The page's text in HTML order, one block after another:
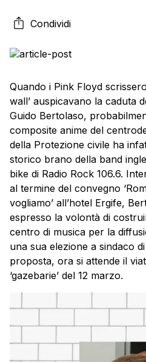
composite anime del
della Protezione civile ha
bike di Radio Rock 106.6.
Condividi
Quando i Pink Floyd
wall’ auspicavano la caduta
Guido Bertolaso,
composite anime del
della Protezione civile ha
storico brano della band
bike di Radio Rock 106.6.
al termine del convegno
vogliamo’ all’hotel Ergife,
espresso la volontà di
centro di musica per la
una sua elezione a sindaco
proposta, ora si attende il
‘gazebarie’ del 12 marzo.